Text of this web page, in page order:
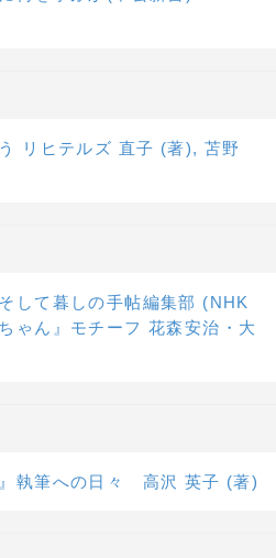
リヒテルズ 直子 (著), 苫野
して暮しの手帖編集部 (NHK
ゃん』モチーフ 花森安治・大
執筆への日々 高沢 英子 (著)